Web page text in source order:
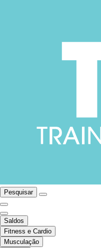
Pesquisar
Saldos
Fitness e Cardio
Musculação